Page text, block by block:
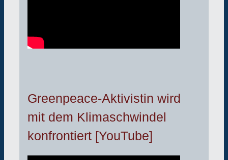
Greenpeace-Aktivistin wird
mit dem Klimaschwindel
konfrontiert [YouTube]